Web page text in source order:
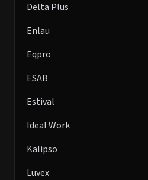
Delta Plus
Enlau
Eqpro
ESAB
Estival
Ideal Work
Kalipso
Luvex